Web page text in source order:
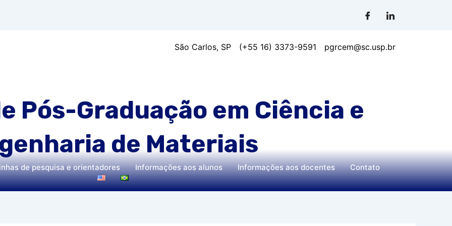
São Carlos, SP (+55 16) 3373-9591 pgrcem@sc.usp.br
Pós-Graduação em Ciência e
de Materiais
de pesquisa e orientadores Informações aos alunos Informações aos docentes Contato